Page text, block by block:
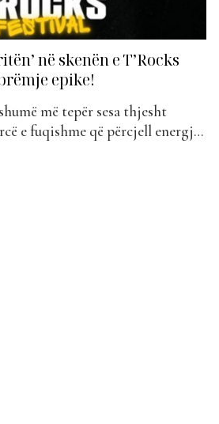
në skenën e T’Rocks
epike!
më tepër sesa thjesht
e fuqishme që përcjell energji,